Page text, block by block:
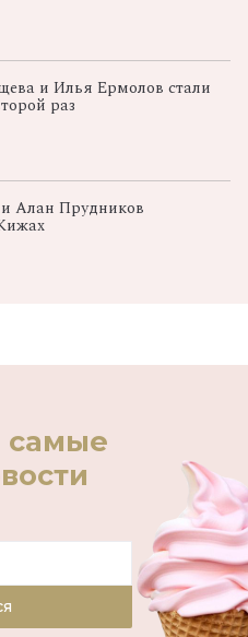
и Илья Ермолов стали
раз
Алан Прудников
самые